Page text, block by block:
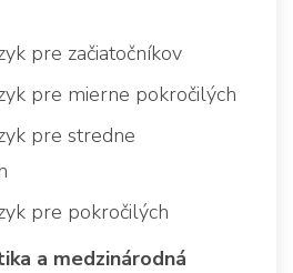
pre začiatočníkov
pre mierne pokročilých
pre stredne
pre pokročilých
a medzinárodná